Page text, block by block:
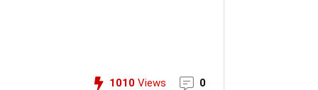
1010 Views 0